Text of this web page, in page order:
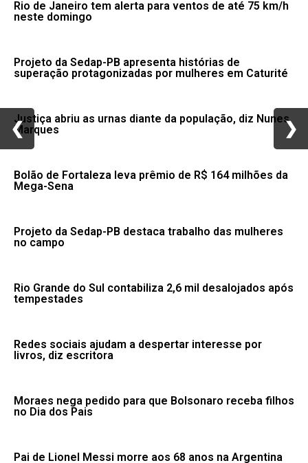
Rio de Janeiro tem alerta para ventos de até 75 km/h
neste domingo
Projeto da Sedap-PB apresenta histórias de
superação protagonizadas por mulheres em Caturité
Justiça abriu as urnas diante da população, diz Nunes
Marques
Bolão de Fortaleza leva prêmio de R$ 164 milhões da
Mega-Sena
Projeto da Sedap-PB destaca trabalho das mulheres
no campo
Rio Grande do Sul contabiliza 2,6 mil desalojados após
tempestades
Redes sociais ajudam a despertar interesse por
livros, diz escritora
Moraes nega pedido para que Bolsonaro receba filhos
no Dia dos Pais
Pai de Lionel Messi morre aos 68 anos na Argentina
❮ ❯
❮ ❯